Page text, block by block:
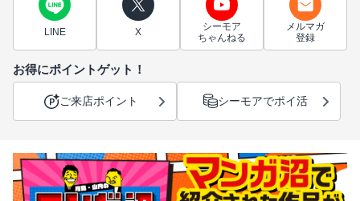
LINE X
シーモア
ちゃんねる
メルマガ
登録
お得にポイントゲット！
ご来店ポイント シーモアでポイ活